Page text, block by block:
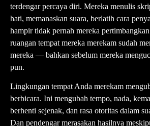
terdengar percaya diri. Mereka menulis
hati, memanaskan suara, berlatih cara
hampir tidak pernah mereka
ruangan tempat mereka merekam sudah
mereka — bahkan sebelum mereka
pun.
Lingkungan tempat Anda merekam
berbicara. Ini mengubah tempo, nada,
berhenti sejenak, dan rasa otoritas dalam
Dan pendengar merasakan hasilnya